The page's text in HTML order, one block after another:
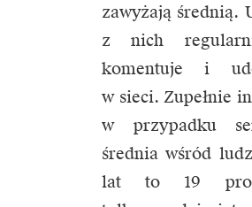
zawyżają średnią.
z nich
komentuje i
w sieci. Zupełnie
w przypadku
średnia wśród
lat to 19